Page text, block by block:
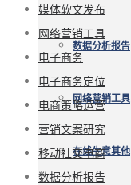
数据分析报告
网络营销工具
在线生意其他
媒体软文发布
网络营销工具
电子商务
电子商务定位
电商策略运营
营销文案研究
移动社交电商
数据分析报告